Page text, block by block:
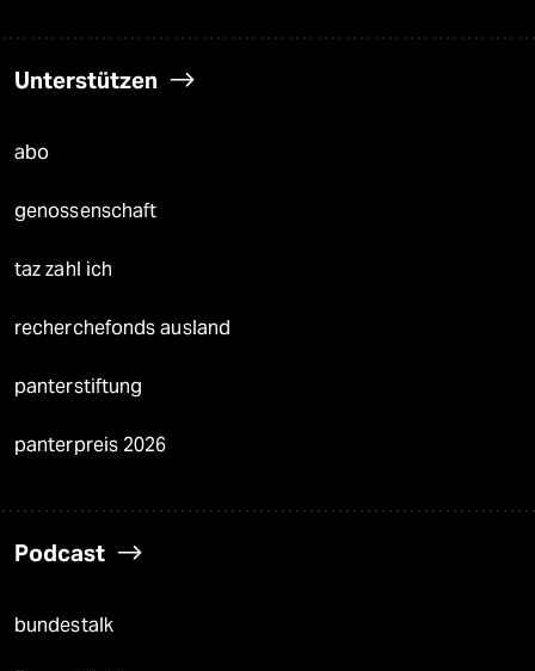
Unterstützen
abo
genossenschaft
taz zahl ich
recherchefonds ausland
panterstiftung
panterpreis 2026
Podcast
bundestalk